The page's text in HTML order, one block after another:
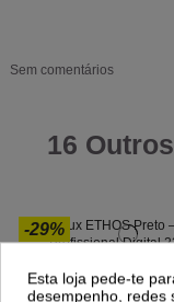
Sem comentários
16
-29%
Profissional Digital
Esta loja pede-te
desempenho, redes